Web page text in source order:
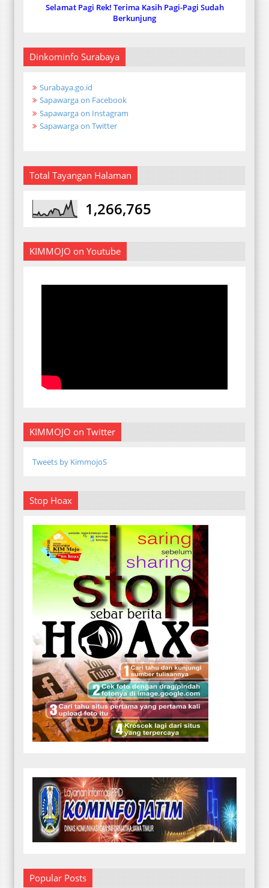
Selamat Pagi Rek! Terima Kasih Pagi-Pagi Sudah
Berkunjung
Dinkominfo Surabaya
Surabaya.go.id
Sapawarga on Facebook
Sapawarga on Instagram
Sapawarga on Twitter
Total Tayangan Halaman
1,266,765
KIMMOJO on Youtube
KIMMOJO on Twitter
Tweets by KimmojoS
Stop Hoax
Popular Posts